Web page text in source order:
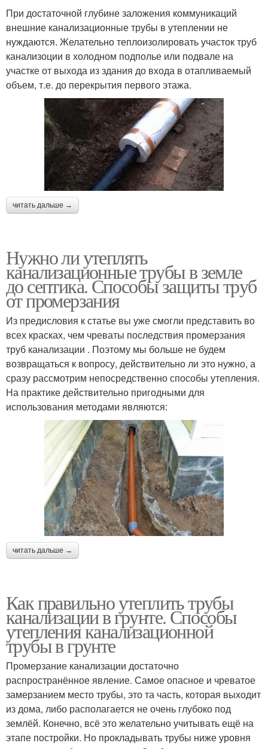
При достаточной глубине заложения коммуникаций
внешние канализационные трубы в утеплении не
нуждаются. Желательно теплоизолировать участок труб
канализоции в холодном подполье или подвале на
участке от выхода из здания до входа в отапливаемый
объем, т.е. до перекрытия первого этажа.
читать дальше →
Нужно ли утеплять
канализационные трубы в земле
до септика. Способы защиты труб
от промерзания
Из предисловия к статье вы уже смогли представить во
всех красках, чем чреваты последствия промерзания
труб канализации . Поэтому мы больше не будем
возвращаться к вопросу, действительно ли это нужно, а
сразу рассмотрим непосредственно способы утепления.
На практике действительно пригодными для
использования методами являются:
читать дальше →
Как правильно утеплить трубы
канализации в грунте. Способы
утепления канализационной
трубы в грунте
Промерзание канализации достаточно
распространённое явление. Самое опасное и чреватое
замерзанием место трубы, это та часть, которая выходит
из дома, либо располагается не очень глубоко под
землёй. Конечно, всё это желательно учитывать ещё на
этапе постройки. Но прокладывать трубы ниже уровня